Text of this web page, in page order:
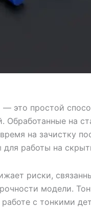
это простой
Обработанные на
на зачистку
работы на
риски,
модели.
с тонкими